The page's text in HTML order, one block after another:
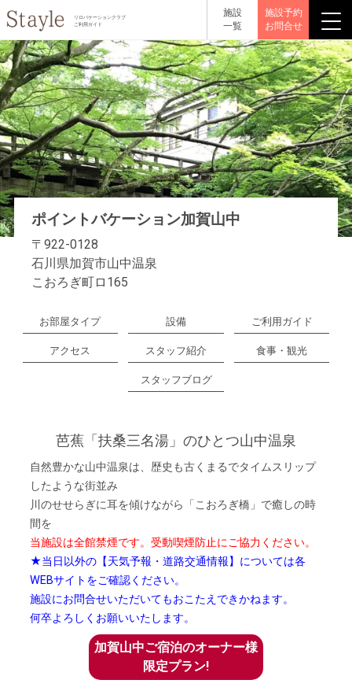
リロバケーションクラブ
ご利用ガイド
施設
一覧
施設予約
お問合せ
ポイントバケーション加賀山中
〒922-0128
石川県加賀市山中温泉
こおろぎ町ロ165
お部屋タイプ 設備 ご利用ガイド
アクセス スタッフ紹介 食事・観光
スタッフブログ
芭蕉「扶桑三名湯」のひとつ山中温泉
自然豊かな山中温泉は、歴史も古くまるでタイムスリップ
したような街並み
川のせせらぎに耳を傾けながら「こおろぎ橋」で癒しの時
間を
当施設は全館禁煙です。受動喫煙防止にご協力ください。
★当日以外の【天気予報・道路交通情報】については各
WEBサイトをご確認ください。
施設にお問合せいただいてもおこたえできかねます。
何卒よろしくお願いいたします。
加賀山中ご宿泊のオーナー様
限定プラン!